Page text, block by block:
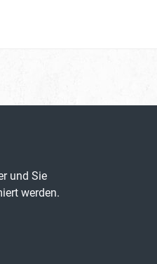
und Sie
werden.